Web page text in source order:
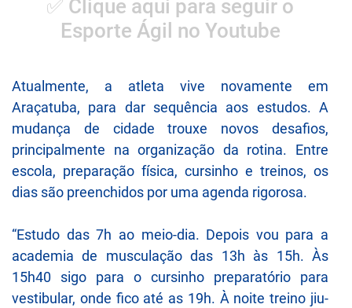
✅ Clique aqui para seguir o
Esporte Ágil no Youtube
Atualmente, a atleta vive novamente em
Araçatuba, para dar sequência aos estudos. A
mudança de cidade trouxe novos desafios,
principalmente na organização da rotina. Entre
escola, preparação física, cursinho e treinos, os
dias são preenchidos por uma agenda rigorosa.
“Estudo das 7h ao meio-dia. Depois vou para a
academia de musculação das 13h às 15h. Às
15h40 sigo para o cursinho preparatório para
vestibular, onde fico até as 19h. À noite treino jiu-